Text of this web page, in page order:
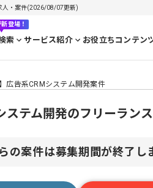
人・案件(2026/08/07更新)
登場！
索 サービス紹介 お役立ちコンテン
広告系CRMシステム開発案件
ステム開発のフリーラン
の案件は募集期間が終了し